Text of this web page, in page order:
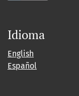
Idioma
English
Español